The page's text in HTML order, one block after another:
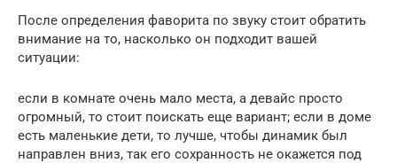
После определения фаворита по звуку стоит обратить
внимание на то, насколько он подходит вашей
ситуации:
если в комнате очень мало места, а девайс просто
огромный, то стоит поискать еще вариант; если в доме
есть маленькие дети, то лучше, чтобы динамик был
направлен вниз, так его сохранность не окажется под